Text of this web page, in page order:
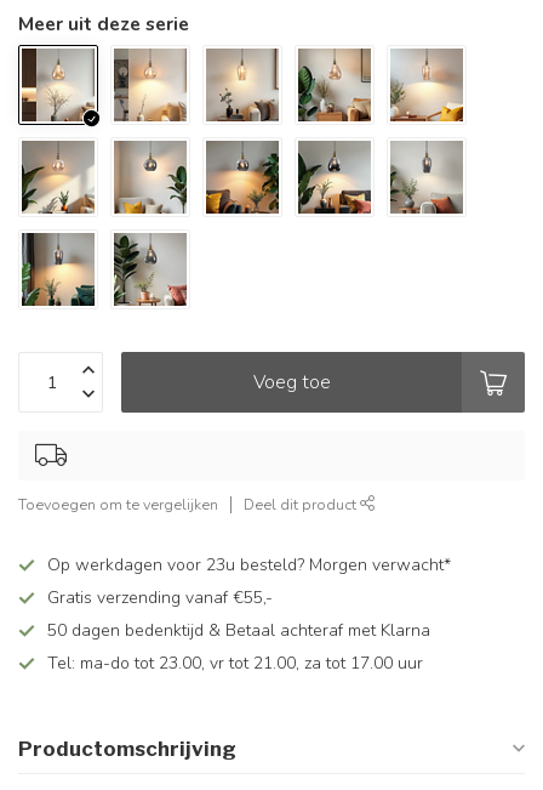
Meer uit deze serie
Voeg toe
Toevoegen om te vergelijken Deel dit product
Op werkdagen voor 23u besteld? Morgen verwacht*
Gratis verzending vanaf €55,-
50 dagen bedenktijd & Betaal achteraf met Klarna
Tel: ma-do tot 23.00, vr tot 21.00, za tot 17.00 uur
Productomschrijving